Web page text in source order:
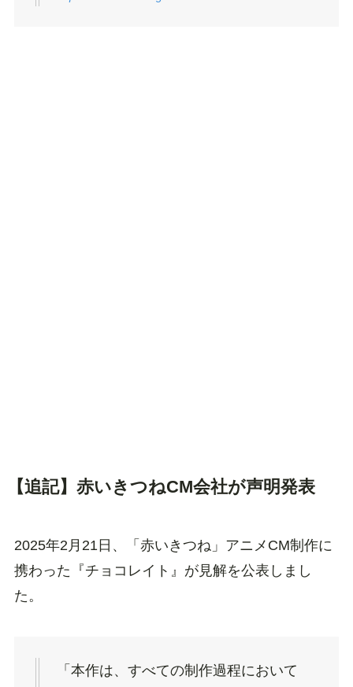
【追記】赤いきつねCM会社が声明発表
2025年2月21日、「赤いきつね」アニメCM制作に
携わった『チョコレイト』が見解を公表しまし
た。
「本作は、すべての制作過程において